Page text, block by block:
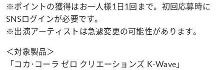
※ポイントの獲得はお一人様1日1回まで。初回応募時に
SNSログインが必要です。
※出演アーティストは急遽変更の可能性があります。
＜対象製品＞
「コカ･コーラ ゼロ クリエーションズ K-Wave」